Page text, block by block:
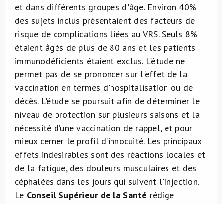
et dans différents groupes d'âge. Environ 40%
des sujets inclus présentaient des facteurs de
risque de complications liées au VRS. Seuls 8%
étaient âgés de plus de 80 ans et les patients
immunodéficients étaient exclus. L'étude ne
permet pas de se prononcer sur l'effet de la
vaccination en termes d'hospitalisation ou de
décès. L'étude se poursuit afin de déterminer le
niveau de protection sur plusieurs saisons et la
nécessité d’une vaccination de rappel, et pour
mieux cerner le profil d’innocuité. Les principaux
effets indésirables sont des réactions locales et
de la fatigue, des douleurs musculaires et des
céphalées dans les jours qui suivent l'injection.
Le Conseil Supérieur de la Santé rédige